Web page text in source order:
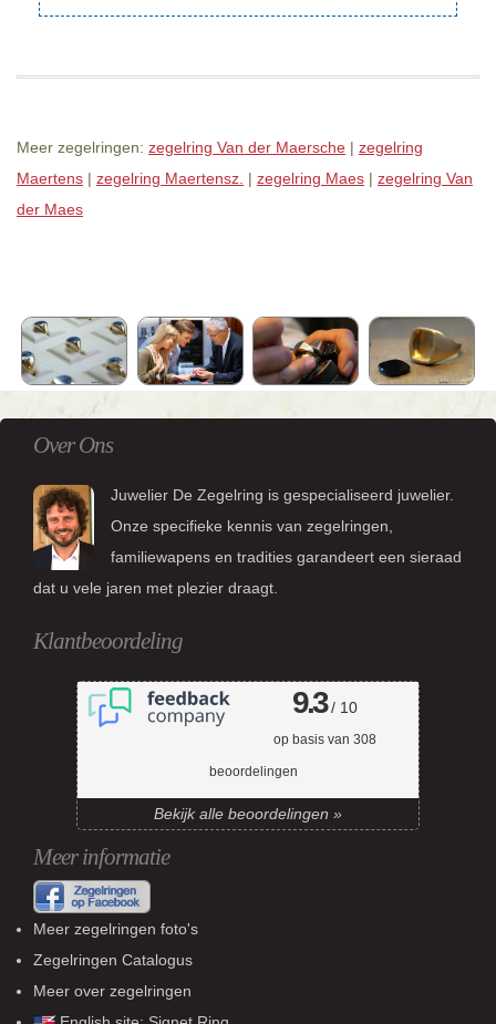
Meer zegelringen: zegelring Van der Maersche | zegelring
Maertens | zegelring Maertensz. | zegelring Maes | zegelring Van
der Maes
Over Ons
Juwelier De Zegelring is gespecialiseerd juwelier.
Onze specifieke kennis van zegelringen,
familiewapens en tradities garandeert een sieraad
dat u vele jaren met plezier draagt.
Klantbeoordeling
9.3/ 10
op basis van 308
beoordelingen
Bekijk alle beoordelingen »
Meer informatie
Meer zegelringen foto's
Zegelringen Catalogus
Meer over zegelringen